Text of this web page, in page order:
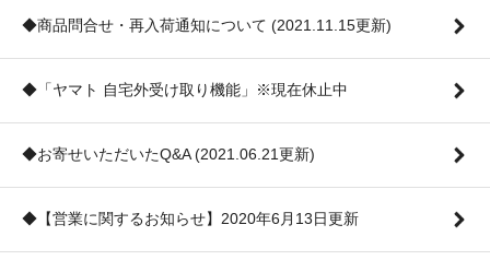
◆商品問合せ・再入荷通知について (2021.11.15更新)
◆「ヤマト 自宅外受け取り機能」※現在休止中
◆お寄せいただいたQ&A (2021.06.21更新)
◆【営業に関するお知らせ】2020年6月13日更新